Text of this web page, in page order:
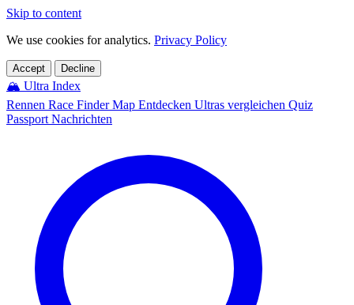
Skip to content
We use cookies for analytics. Privacy Policy
Accept Decline
🏔️ Ultra Index
Rennen Race FinderMap Entdecken Ultras vergleichen Quiz
Passport Nachrichten